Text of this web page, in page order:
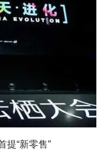
提“新零售”